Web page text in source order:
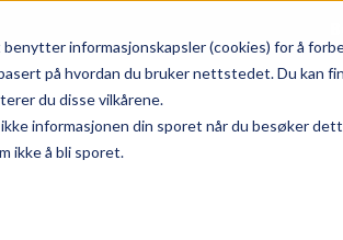
informasjonskapsler (cookies) for å
på hvordan du bruker nettstedet. Du kan
du disse vilkårene.
ikke informasjonen din sporet når du besøker
ikke å bli sporet.